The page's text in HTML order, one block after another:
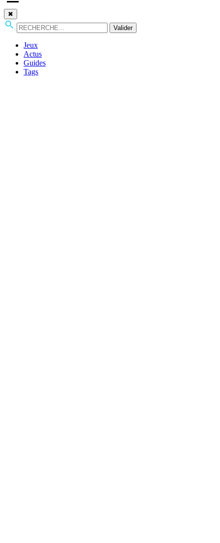
✖
Valider
Jeux
Actus
Guides
Tags